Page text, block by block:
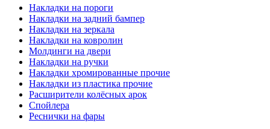
Накладки на пороги
Накладки на задний бампер
Накладки на зеркала
Накладки на ковролин
Молдинги на двери
Накладки на ручки
Накладки хромированные прочие
Накладки из пластика прочие
Расширители колёсных арок
Спойлера
Реснички на фары